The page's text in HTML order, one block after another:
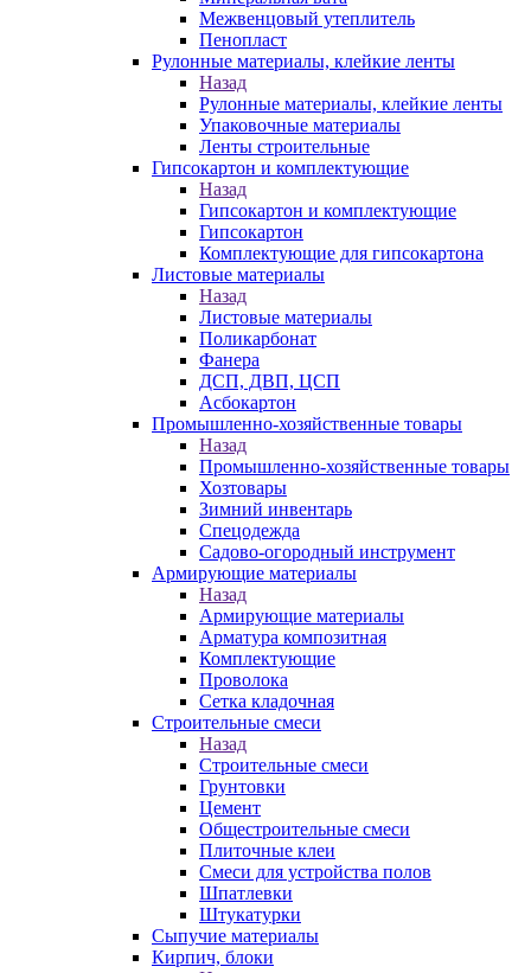
Межвенцовый утеплитель
Пенопласт
Рулонные материалы, клейкие ленты
Назад
Рулонные материалы, клейкие ленты
Упаковочные материалы
Ленты строительные
Гипсокартон и комплектующие
Назад
Гипсокартон и комплектующие
Гипсокартон
Комплектующие для гипсокартона
Листовые материалы
Назад
Листовые материалы
Поликарбонат
Фанера
ДСП, ДВП, ЦСП
Асбокартон
Промышленно-хозяйственные товары
Назад
Промышленно-хозяйственные товары
Хозтовары
Зимний инвентарь
Спецодежда
Садово-огородный инструмент
Армирующие материалы
Назад
Армирующие материалы
Арматура композитная
Комплектующие
Проволока
Сетка кладочная
Строительные смеси
Назад
Строительные смеси
Грунтовки
Цемент
Общестроительные смеси
Плиточные клеи
Смеси для устройства полов
Шпатлевки
Штукатурки
Сыпучие материалы
Кирпич, блоки